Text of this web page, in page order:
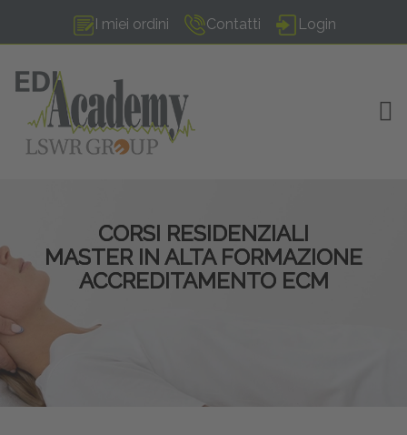
I miei ordini Contatti Login
CORSI RESIDENZIALI
MASTER IN ALTA FORMAZIONE
ACCREDITAMENTO ECM